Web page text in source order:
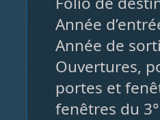
Année
Année de
Ouvertures,
portes et
fenêtres du